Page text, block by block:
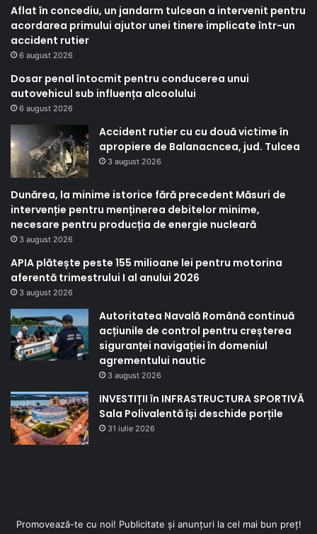
Aflat în concediu, un jandarm tulcean a intervenit pentru
acordarea primului ajutor unei tinere implicate într-un
accident rutier
6 august 2026
Dosar penal întocmit pentru conducerea unui
autovehicul sub influența alcoolului
6 august 2026
Accident rutier cu cu două victime în
apropiere de Balanacncea, jud. Tulcea
3 august 2026
Dunărea, la minime istorice fără precedent Măsuri de
intervenție pentru menținerea debitelor minime,
necesare pentru producția de energie nucleară
3 august 2026
APIA plătește peste 155 milioane lei pentru motorina
aferentă trimestrului I al anului 2026
3 august 2026
Autoritatea Navală Română continuă
acțiunile de control pentru creșterea
siguranței navigației în domeniul
agrementului nautic
3 august 2026
INVESTIȚII în INFRASTRUCTURA SPORTIVĂ
Sala Polivalentă își deschide porțile
31 iulie 2026
Promovează-te cu noi! Publicitate și anunțuri la cel mai bun preț!